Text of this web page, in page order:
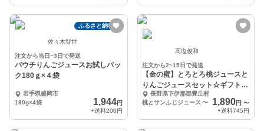
ふるさと納税可
佐々木智世
注文から当日~3日で発送
パウチりんごジュースお試しパッ
ク180ｇ×４袋
岩手県盛岡市
180g×4袋
1,944円
+送料200円
高塩俊和
注文から2~15日で発送
【金の蜜】とろとろ桃ジュースと
りんごジュースセット☆ギフト対
応可長野県下伊那郡豊丘村
桃とサンふじジュース 〜 1,890円 〜
+送料745円